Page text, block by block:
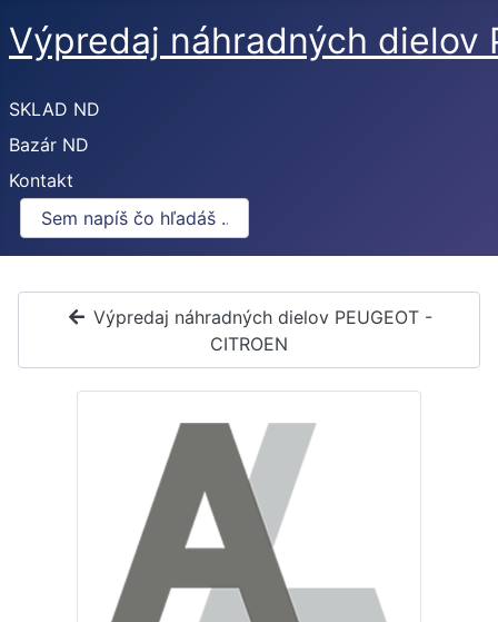
Výpredaj náhradných dielov
SKLAD ND
Bazár ND
Kontakt
Výpredaj náhradných dielov PEUGEOT -
CITROEN